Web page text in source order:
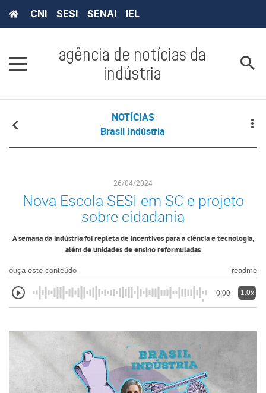
CNI SESI SENAI IEL
agência de notícias da
indústria
NOTÍCIAS
Brasil Indústria
26/04/2024
Nova Escola SESI em SC e projeto
sobre cidadania
A semana da indústria foi repleta de incentivos para a ciência e tecnologia,
além de unidades de ensino reformuladas
ouça este conteúdo readme
0:00 1.0x